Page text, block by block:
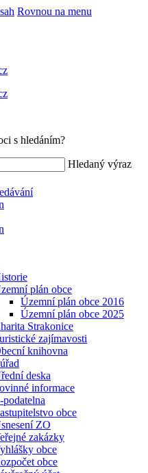
Rovnou na menu
s hledáním?
Hledaný výraz
plán obce
Územní plán obce 2016
Územní plán obce 2025
Strakonice
zajímavosti
knihovna
deska
informace
podatelna
obce
ZO
zakázky
obce
obce